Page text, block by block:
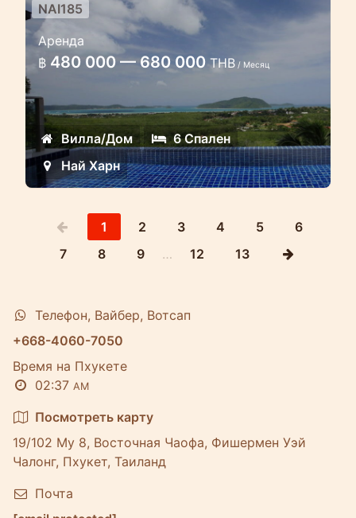
6 спальная вилла с видом на
океан
Эта резиденция сочетает в себе дух
современного тропического дизайна
и практическую элегантность
европейского дизайна и технологий
NAI185
Аренда
฿ 480 000 — 680 000THB / Месяц
Вилла/Дом
6 Спален
Най Харн
1 2 3 4 5
6
7
8 9 … 12 13
Телефон, Вайбер, Вотсап
+668-4060-7050
Время на Пхукете
02:37 AM
Посмотреть карту
19/102 Му 8, Восточная Чаофа, Фишермен Уэй
Чалонг, Пхукет, Таиланд
Почта